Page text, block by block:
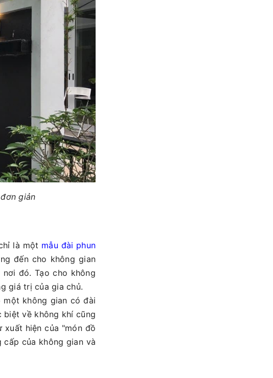
giản
là một mẫu đài phun
đến cho không gian
đó. Tạo cho không
giá trị của gia chủ.
không gian có đài
biệt về không khí cũng
xuất hiện của "món đồ
của không gian và